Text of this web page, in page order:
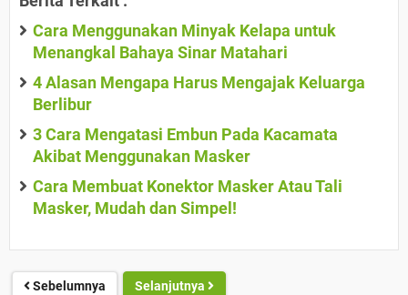
Cara Menggunakan Minyak Kelapa untuk
Menangkal Bahaya Sinar Matahari
4 Alasan Mengapa Harus Mengajak Keluarga
Berlibur
3 Cara Mengatasi Embun Pada Kacamata
Akibat Menggunakan Masker
Cara Membuat Konektor Masker Atau Tali
Masker, Mudah dan Simpel!
Sebelumnya Selanjutnya